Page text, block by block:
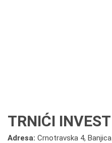
TRNIĆI INVEST
Adresa: Crnotravska 4, Banjica